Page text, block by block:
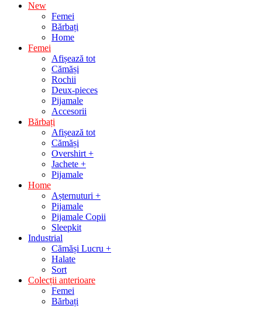
New
Femei
Bărbați
Home
Femei
Afișează tot
Cămăși
Rochii
Deux-pieces
Pijamale
Accesorii
Bărbați
Afișează tot
Cămăși
Overshirt +
Jachete +
Pijamale
Home
Așternuturi +
Pijamale
Pijamale Copii
Sleepkit
Industrial
Cămăși Lucru +
Halate
Sort
Colecții anterioare
Femei
Bărbați